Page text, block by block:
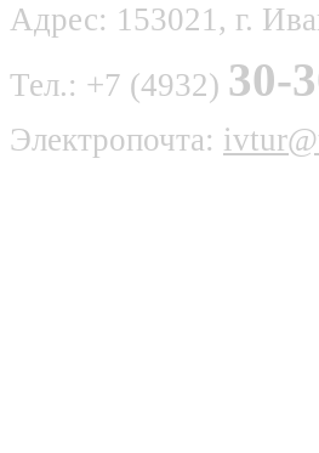
Адрес: 153021, г.
Тел.: +7 (4932) 30-
Электропочта: